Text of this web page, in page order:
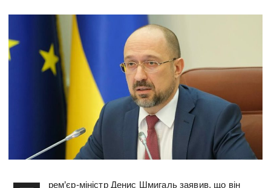
рем’єр-міністр Денис Шмигаль заявив, що він